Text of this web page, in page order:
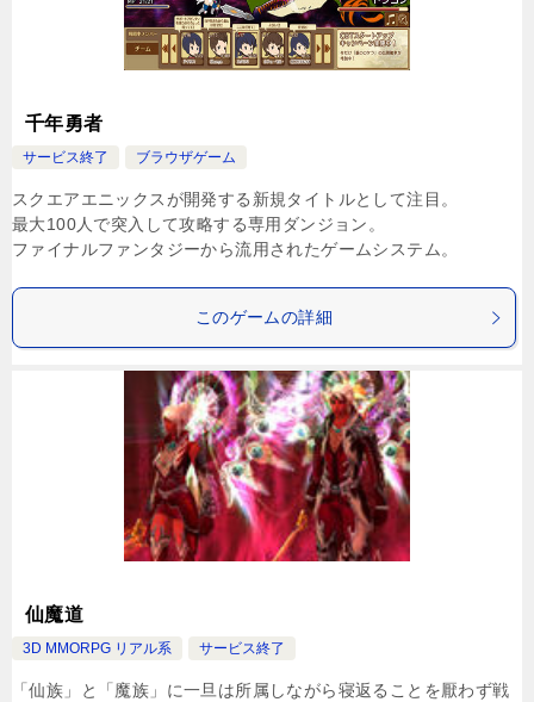
千年勇者
サービス終了 ブラウザゲーム
スクエアエニックスが開発する新規タイトルとして注目。
最大100人で突入して攻略する専用ダンジョン。
ファイナルファンタジーから流用されたゲームシステム。
このゲームの詳細
仙魔道
3D MMORPG リアル系 サービス終了
「仙族」と「魔族」に一旦は所属しながら寝返ることを厭わず戦